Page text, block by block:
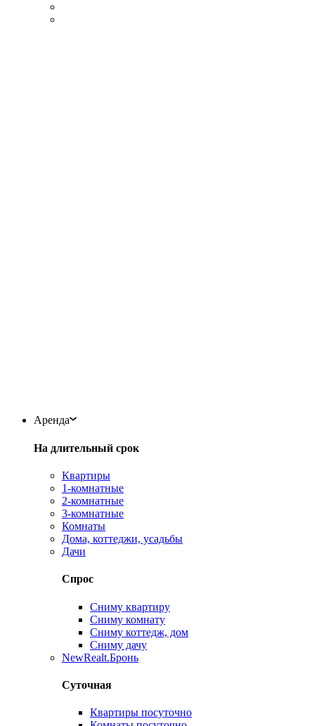
Аренда
На длительный срок
Квартиры
1-комнатные
2-комнатные
3-комнатные
Комнаты
Дома, коттеджи, усадьбы
Дачи
Спрос
Сниму квартиру
Сниму комнату
Сниму коттедж, дом
Сниму дачу
NewRealt.Бронь
Суточная
Квартиры посуточно